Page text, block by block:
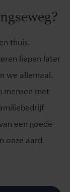
thuis.
liepen later
we allemaal.
mensen met
een goede
onze aard